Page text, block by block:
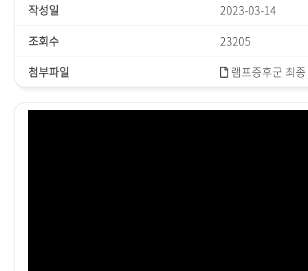
작성일
2023-03-14
조회수
23205
첨부파일
램프증후군 최